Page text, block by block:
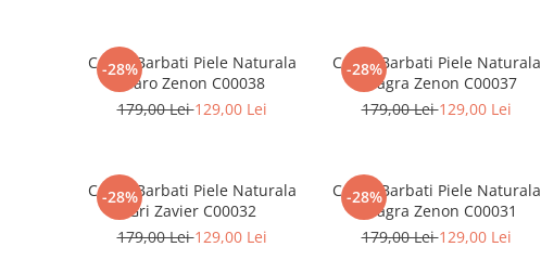
-28%
Curea Barbati Piele Naturala
Maro Zenon C00038
179,00 Lei129,00 Lei
-28%
Curea Barbati Piele Naturala
Neagra Zenon C00037
179,00 Lei129,00 Lei
-28%
Curea Barbati Piele Naturala
Gri Zavier C00032
179,00 Lei129,00 Lei
-28%
Curea Barbati Piele Naturala
Neagra Zenon C00031
179,00 Lei129,00 Lei